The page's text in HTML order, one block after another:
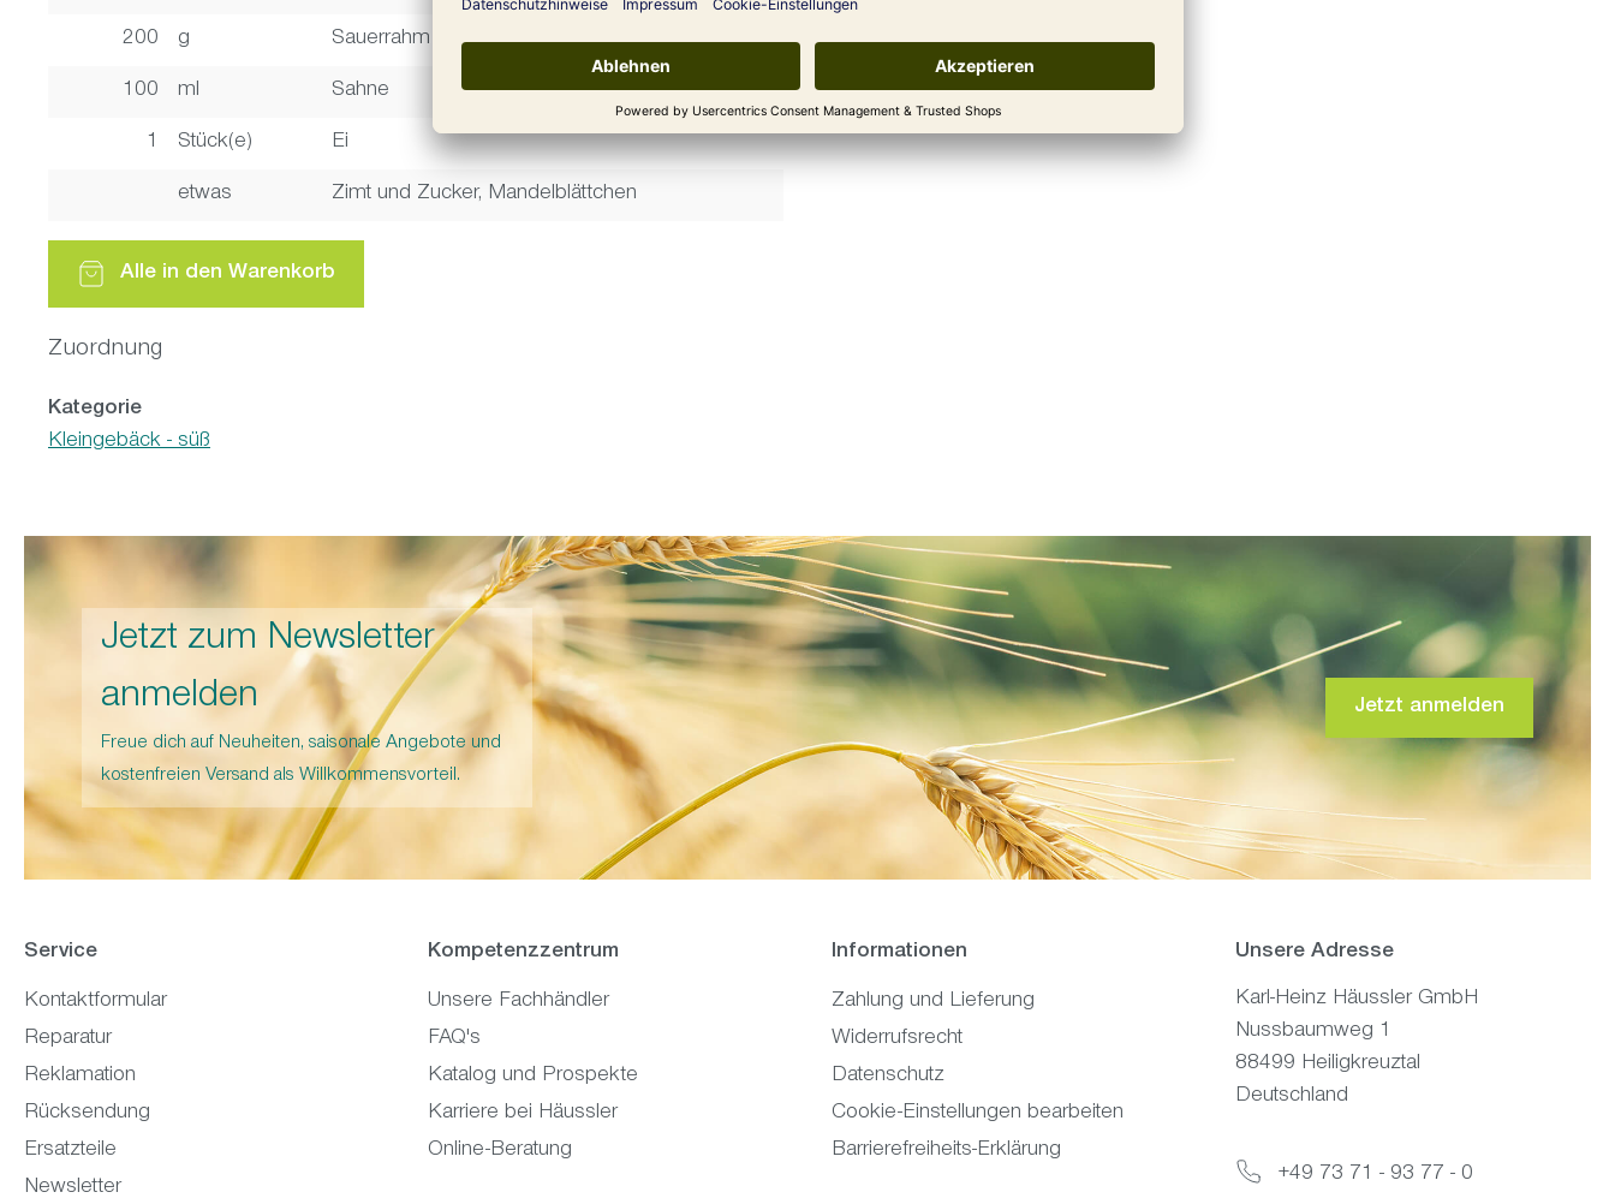
200 g Sauerrahm
100 ml Sahne
1 Stück(e) Ei
etwas Zimt und Zucker, Mandelblättchen
Alle in den Warenkorb
Zuordnung
Kategorie
Kleingebäck - süß
Jetzt zum Newsletter
anmelden
Freue dich auf Neuheiten, saisonale Angebote und
kostenfreien Versand als Willkommensvorteil.
Jetzt anmelden
Service
Kontaktformular
Reparatur
Reklamation
Rücksendung
Ersatzteile
Newsletter
Kompetenzzentrum
Unsere Fachhändler
FAQ's
Katalog und Prospekte
Karriere bei Häussler
Online-Beratung
Informationen
Zahlung und Lieferung
Widerrufsrecht
Datenschutz
Cookie-Einstellungen bearbeiten
Barrierefreiheits-Erklärung
Unsere Adresse
Karl-Heinz Häussler GmbH
Nussbaumweg 1
88499 Heiligkreuztal
Deutschland
+49 73 71 - 93 77 - 0